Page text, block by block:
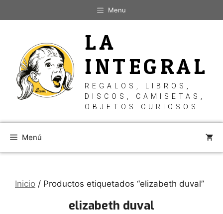
al
Menu
LA
INTEGRAL
REGALOS, LIBROS,
DISCOS, CAMISETAS,
OBJETOS CURIOSOS
Menú
Inicio / Productos etiquetados “elizabeth duval”
elizabeth duval